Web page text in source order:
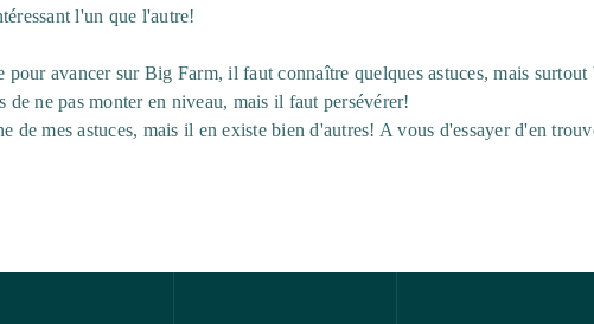
l'un que l'autre!
pour avancer sur Big Farm, il faut connaître quelques astuces, mais surtout
de ne pas monter en niveau, mais il faut persévérer!
de mes astuces, mais il en existe bien d'autres! A vous d'essayer d'en